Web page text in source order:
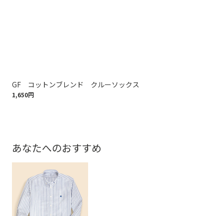
GF コットンブレンド クルーソックス
1,650円
あなたへのおすすめ